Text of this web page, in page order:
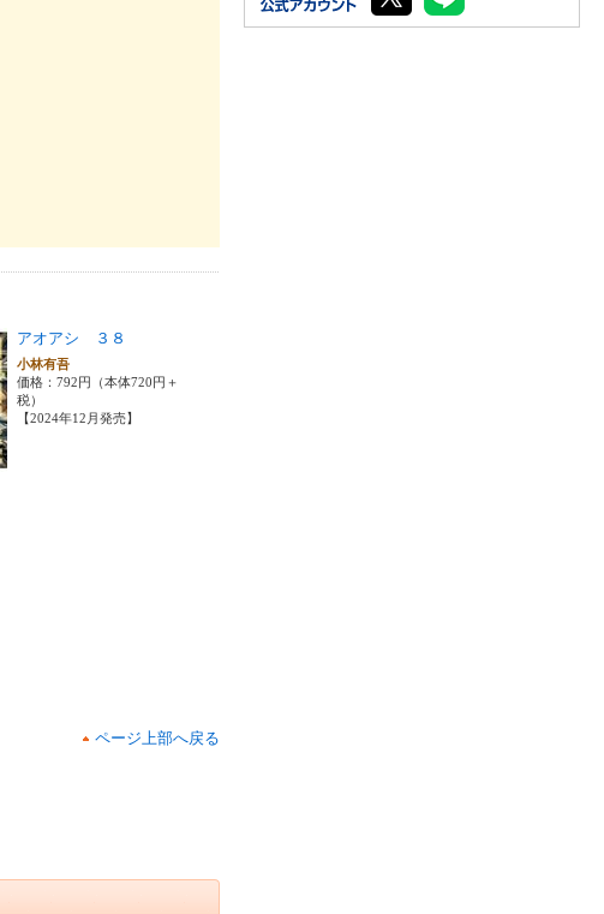
アオアシ ３８
小林有吾
価格：792円（本体720円＋
税）
【2024年12月発売】
ページ上部へ戻る